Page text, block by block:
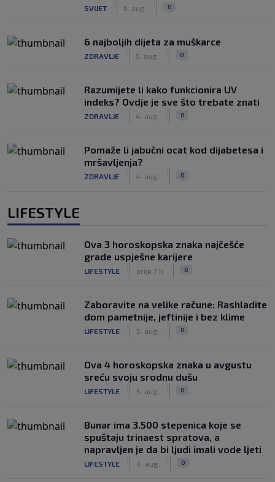
SVIJET 6. aug. 0
6 najboljih dijeta za muškarce
ZDRAVLJE 5. aug. 0
Razumijete li kako funkcionira UV
indeks? Ovdje je sve što trebate znati
ZDRAVLJE 4. aug. 0
Pomaže li jabučni ocat kod dijabetesa i
mršavljenja?
ZDRAVLJE 4. aug. 0
LIFESTYLE
Ova 3 horoskopska znaka najčešće
grade uspješne karijere
LIFESTYLE prije 7 h 0
Zaboravite na velike račune: Rashladite
dom pametnije, jeftinije i bez klime
LIFESTYLE 5. aug. 0
Ova 4 horoskopska znaka u avgustu
sreću svoju srodnu dušu
LIFESTYLE 5. aug. 0
Bunar imа 3.500 stepenica koje se
spuštaju trinaest spratova, a
napravljen je da bi ljudi imali vode ljeti
LIFESTYLE 4. aug. 0